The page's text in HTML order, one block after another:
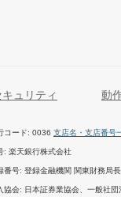
キュリティ 動
コード 0036 支店名・支店番号
楽天銀行株式会社
番号 登録金融機関 関東財務局
協会 日本証券業協会、一般社